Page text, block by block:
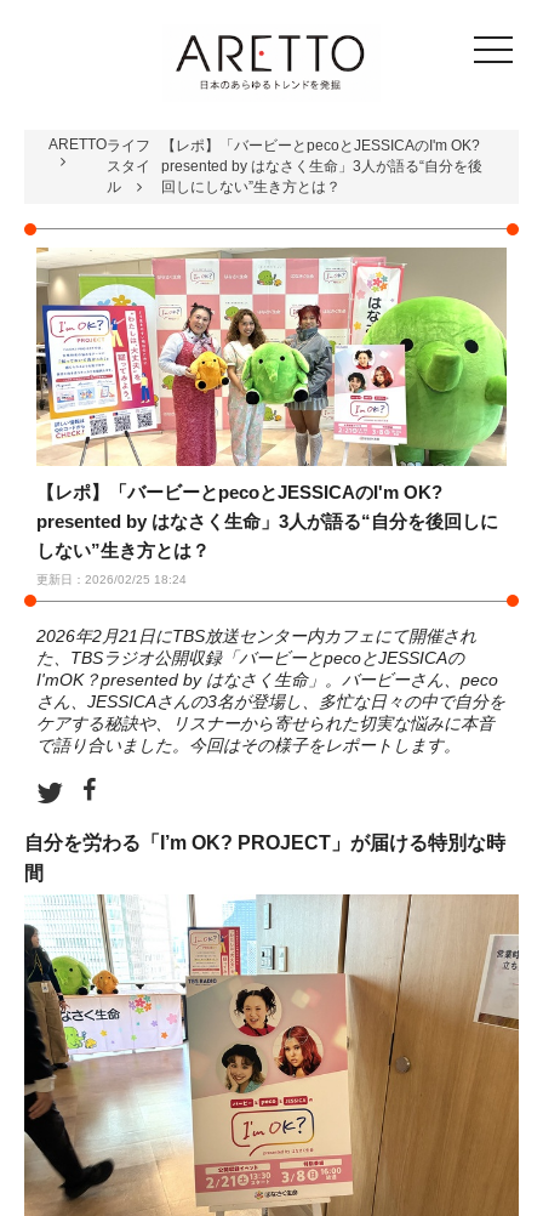
toggle
ARETTOライフ
スタイ
ル
【レポ】「バービーとpecoとJESSICAのI'm OK?
presented by はなさく生命」3人が語る“自分を後
回しにしない”生き方とは？
【レポ】「バービーとpecoとJESSICAのI'm OK?
presented by はなさく生命」3人が語る“自分を後回しに
しない”生き方とは？
更新日：2026/02/25 18:24
2026年2月21日にTBS放送センター内カフェにて開催され
た、TBSラジオ公開収録「バービーとpecoとJESSICAの
I'mOK？presented by はなさく生命」。バービーさん、peco
さん、JESSICAさんの3名が登場し、多忙な日々の中で自分を
ケアする秘訣や、リスナーから寄せられた切実な悩みに本音
で語り合いました。今回はその様子をレポートします。
自分を労わる「I’m OK? PROJECT」が届ける特別な時
間